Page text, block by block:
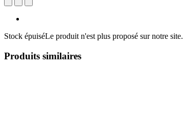
Stock épuiséLe produit n'est plus proposé sur notre site.
Produits similaires